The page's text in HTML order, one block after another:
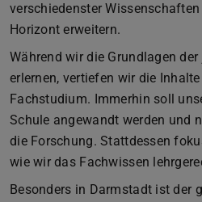
verschiedenster
Horizont erweitern.
Während wir die Grundlagen
erlernen, vertiefen wir die
Fachstudium. Immerhin soll
Schule angewandt werden und
die Forschung. Stattdessen
wie wir das Fachwissen
Besonders in Darmstadt ist der